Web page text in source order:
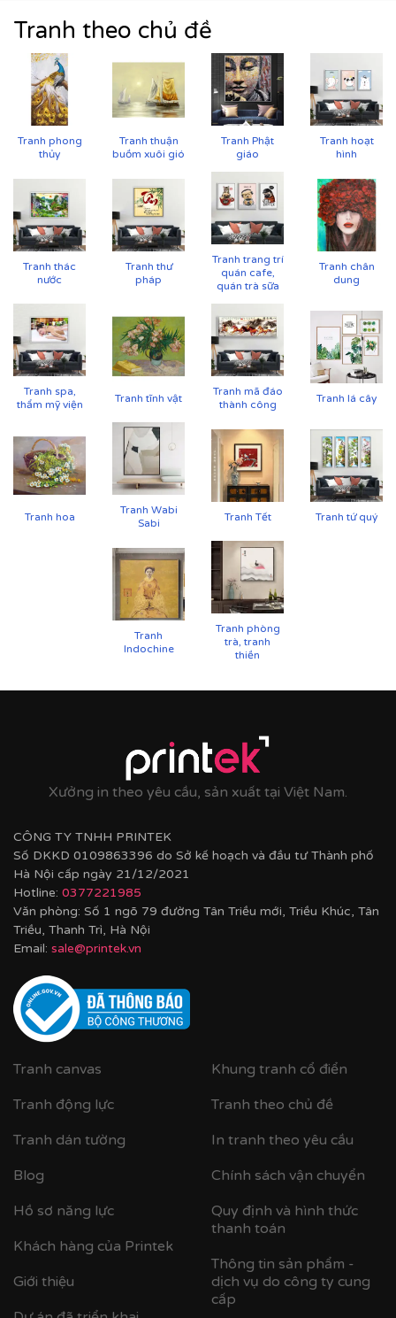
Với công nghệ in hiện đại, chúng tôi đảm bảo tái tạo lại
từng chi tiết nhỏ nhất của bức tranh, mang đến cho
bạn một sản phẩm hoàn hảo.
Printek còn hỗ trợ tư vấn miễn phí để giúp bạn chọn
được bức tranh phù hợp nhất với không gian và sở
thích của mình. Đặc biệt, chúng tôi còn cung cấp dịch
vụ vận chuyển trên toàn quốc, giúp bạn tiết kiệm thời
gian và công sức.
Printek thi công tranh cho khách hàng
Quý khách có nhu cầu:
⇨Tư vấn in tranh theo yêu cầu
⇨ In tranh dán tường theo nhiều kích thước
Quý khách vui lòng nhấn
vấn hoặc SĐT037 722 1985 để nhân viên tư vấn gửi
mẫu theo yêu cầu của quý khách.
Tư vấn thi công & chọn mẫu
Tranh theo chủ đề
Tranh phong
thủy
Tranh thuận
buồm xuôi gió
Tranh Phật
giáo
Tranh hoạt
hình
Tranh thác
nước
Tranh thư
pháp
Tranh trang trí
quán cafe,
quán trà sữa
Tranh chân
dung
Tranh spa,
thẩm mỹ viện
Tranh tĩnh vật
Tranh mã đáo
thành công
Tranh lá cây
Tranh hoa
Tranh Wabi
Sabi
Tranh Tết Tranh tứ quý
Tranh
Indochine
Tranh phòng
trà, tranh
thiền
Xưởng in theo yêu cầu, sản xuất tại Việt Nam.
CÔNG TY TNHH PRINTEK
Số DKKD 0109863396 do Sở kế hoạch và đầu tư Thành phố
Hà Nội cấp ngày 21/12/2021
Hotline: 0377221985
Văn phòng: Số 1 ngõ 79 đường Tân Triều mới, Triều Khúc, Tân
Triều, Thanh Trì, Hà Nội
Email: sale@printek.vn
Tranh canvas
Tranh động lực
Tranh dán tường
Blog
Hồ sơ năng lực
Khách hàng của Printek
Giới thiệu
Khung tranh cổ điển
Tranh theo chủ đề
In tranh theo yêu cầu
Chính sách vận chuyển
Quy định và hình thức
thanh toán
Thông tin sản phẩm -
dịch vụ do công ty cung
cấp